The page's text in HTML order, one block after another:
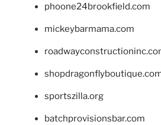
phoone24brookfield.com
mickeybarmama.com
sportszilla.org
batchprovisionsbar.com